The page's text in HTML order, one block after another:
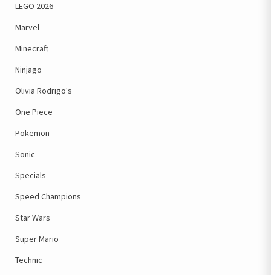
LEGO 2026
Marvel
Minecraft
Ninjago
Olivia Rodrigo's
One Piece
Pokemon
Sonic
Specials
Speed Champions
Star Wars
Super Mario
Technic